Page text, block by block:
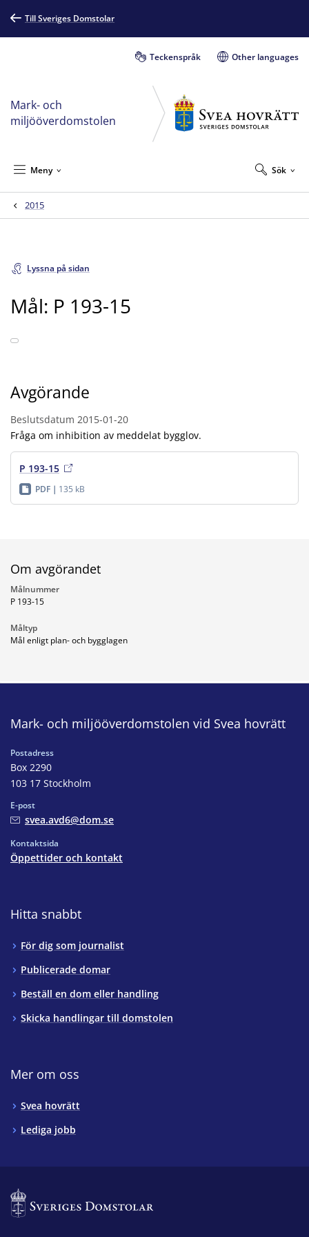
Till Sveriges Domstolar
Teckenspråk Other languages
Mark- och
miljööverdomstolen
Sök
Meny
2015
Lyssna på sidan
Mål: P 193-15
Avgörande
Beslutsdatum 2015-01-20
Fråga om inhibition av meddelat bygglov.
P 193-15
PDF 135 kB
Om avgörandet
Målnummer
P 193-15
Måltyp
Mål enligt plan- och bygglagen
Mark- och miljööverdomstolen vid Svea hovrätt
Postadress
Box 2290
103 17 Stockholm
E-post
svea.avd6@dom.se
Kontaktsida
Öppettider och kontakt
Hitta snabbt
För dig som journalist
Publicerade domar
Beställ en dom eller handling
Skicka handlingar till domstolen
Mer om oss
Svea hovrätt
Lediga jobb